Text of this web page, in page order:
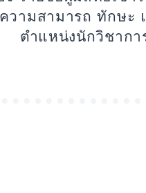
วามสามารถ ทักษะ
ตำแหน่งนักวิชากา